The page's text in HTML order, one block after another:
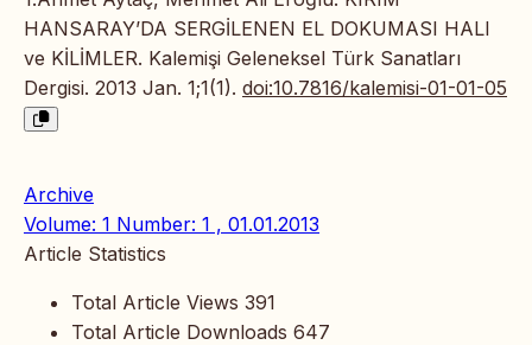
HANSARAY’DA SERGİLENEN EL DOKUMASI HALI
ve KİLİMLER. Kalemişi Geleneksel Türk Sanatları
Dergisi. 2013 Jan. 1;1(1). doi:10.7816/kalemisi-01-01-05
Archive
Volume: 1 Number: 1 , 01.01.2013
Article Statistics
Total Article Views 391
Total Article Downloads 647